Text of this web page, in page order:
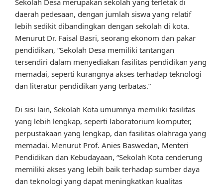
Sekolah Desa merupakan sekolah yang terletak di
daerah pedesaan, dengan jumlah siswa yang relatif
lebih sedikit dibandingkan dengan sekolah di kota.
Menurut Dr. Faisal Basri, seorang ekonom dan pakar
pendidikan, “Sekolah Desa memiliki tantangan
tersendiri dalam menyediakan fasilitas pendidikan yang
memadai, seperti kurangnya akses terhadap teknologi
dan literatur pendidikan yang terbatas.”
Di sisi lain, Sekolah Kota umumnya memiliki fasilitas
yang lebih lengkap, seperti laboratorium komputer,
perpustakaan yang lengkap, dan fasilitas olahraga yang
memadai. Menurut Prof. Anies Baswedan, Menteri
Pendidikan dan Kebudayaan, “Sekolah Kota cenderung
memiliki akses yang lebih baik terhadap sumber daya
dan teknologi yang dapat meningkatkan kualitas